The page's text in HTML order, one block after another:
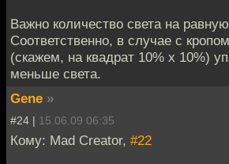
Важно количество света на
Соответственно, в случае с
(скажем, на квадрат 10% x 10%)
меньше света.
Gene »
#24 | 15.06.09 06:35
Кому: Mad Creator, #22